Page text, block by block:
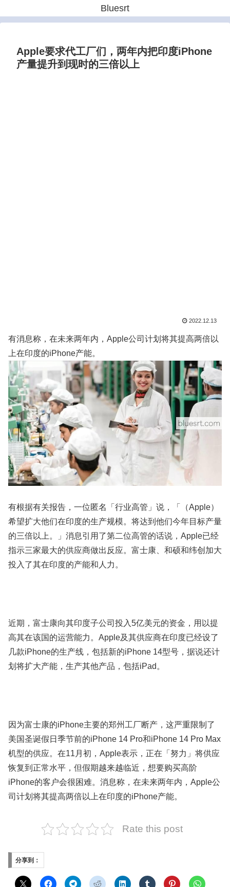
Bluesrt
Apple要求代工厂们，两年内把印度iPhone
产量提升到现时的三倍以上
2022.12.13
有消息称，在未来两年内，Apple公司计划将其提高两倍以
上在印度的iPhone产能。
有根据有关报告，一位匿名「行业高管」说，「（Apple）
希望扩大他们在印度的生产规模。将达到他们今年目标产量
的三倍以上。」消息引用了第二位高管的话说，Apple已经
指示三家最大的供应商做出反应。富士康、和硕和纬创加大
投入了其在印度的产能和人力。
近期，富士康向其印度子公司投入5亿美元的资金，用以提
高其在该国的运营能力。Apple及其供应商在印度已经设了
几款iPhone的生产线，包括新的iPhone 14型号，据说还计
划将扩大产能，生产其他产品，包括iPad。
因为富士康的iPhone主要的郑州工厂断产，这严重限制了
美国圣诞假日季节前的iPhone 14 Pro和iPhone 14 Pro Max
机型的供应。在11月初，Apple表示，正在「努力」将供应
恢复到正常水平，但假期越来越临近，想要购买高阶
iPhone的客户会很困难。消息称，在未来两年内，Apple公
司计划将其提高两倍以上在印度的iPhone产能。
Rate this post
分享到：